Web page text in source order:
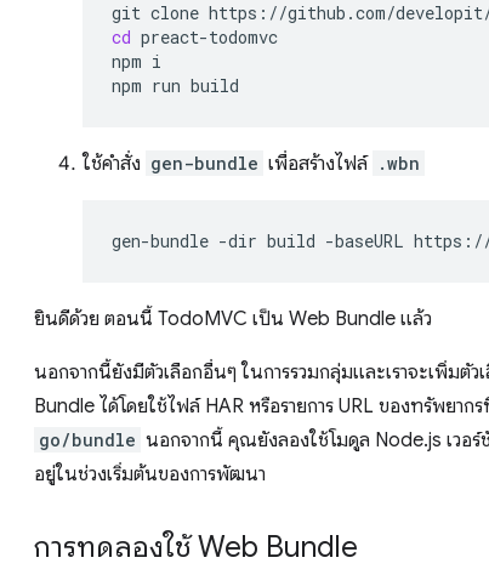
git clone
cd preact-todomvc
npm i
npm run
ใช้คำสั่ง gen-bundle เพื่อสร้างไฟล์ .wbn
gen-bundle -dir build -baseURL https://
ยินดีด้วย ตอนนี้ TodoMVC เป็น Web Bundle แล้ว
นอกจากนี้ยังมีตัวเลือกอื่นๆ ในการรวมกลุ่มและเราจะเพิ่มตัว
Bundle ได้โดยใช้ไฟล์ HAR หรือรายการ URL ของทรัพยาก
go/bundle นอกจากนี้ คุณยังลองใช้โมดูล Node.js เวอร์
อยู่ในช่วงเริ่มต้นของการพัฒนา
การทดลองใช้ Web Bundle